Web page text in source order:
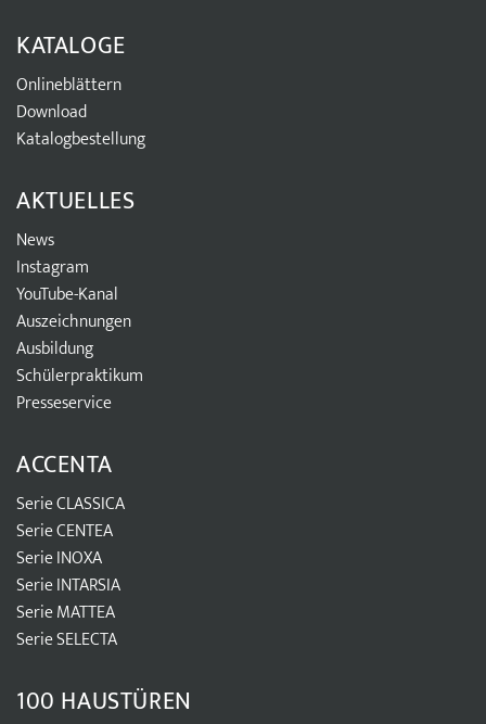
KATALOGE
Onlineblättern
Download
Katalogbestellung
AKTUELLES
News
Instagram
YouTube-Kanal
Auszeichnungen
Ausbildung
Schülerpraktikum
Presseservice
ACCENTA
Serie CLASSICA
Serie CENTEA
Serie INOXA
Serie INTARSIA
Serie MATTEA
Serie SELECTA
100 HAUSTÜREN